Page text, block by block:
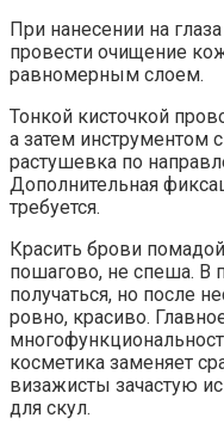
При нанесении на
провести очищение
равномерным слоем.
Тонкой кисточкой
а затем инструментом
растушевка по
Дополнительная
требуется.
Красить брови
пошагово, не спеша. В
получаться, но после
ровно, красиво.
косметика заменяет
визажисты зачастую
для скул.